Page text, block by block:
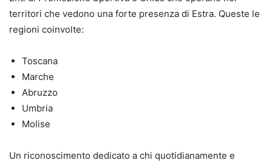
territori che vedono una forte presenza di Estra. Queste le
regioni coinvolte:
Toscana
Marche
Abruzzo
Umbria
Molise
Un riconoscimento dedicato a chi quotidianamente e